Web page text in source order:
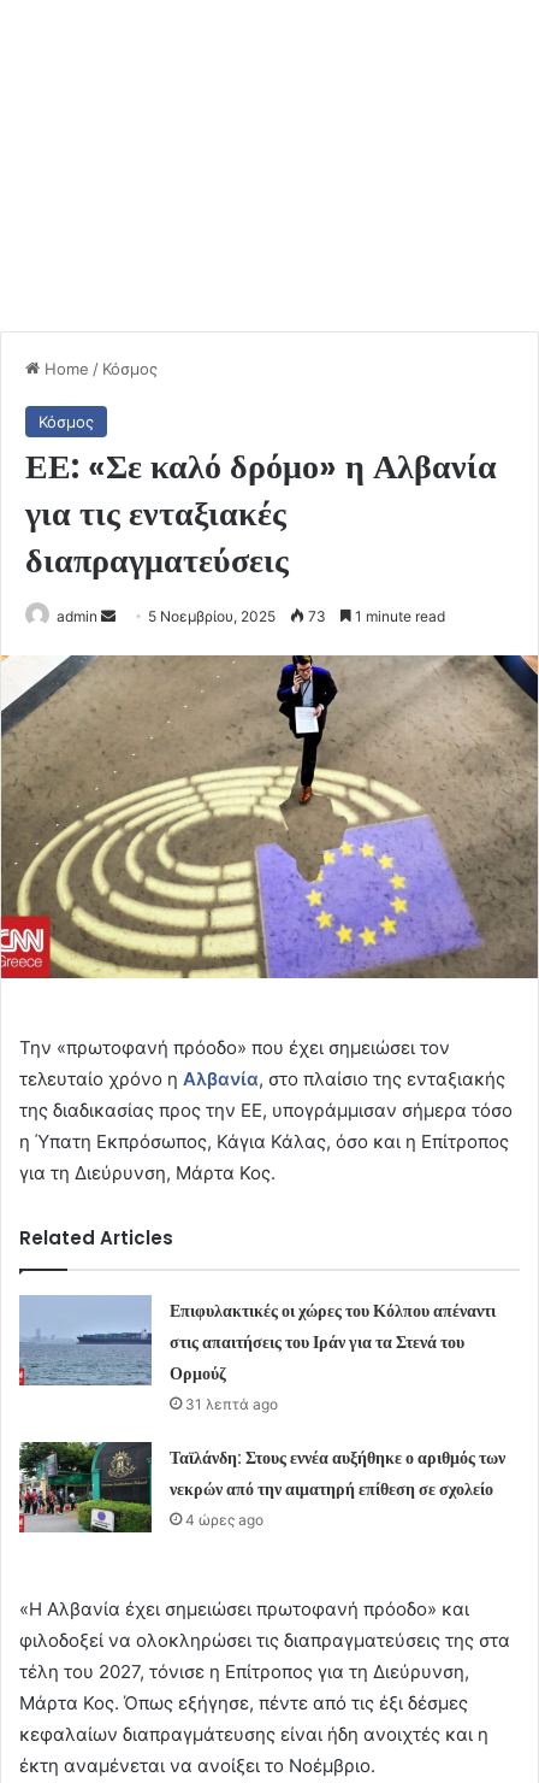
Home / Κόσμος
Κόσμος
ΕΕ: «Σε καλό δρόμο» η Αλβανία
για τις ενταξιακές
διαπραγματεύσεις
admin
Send
email
5 Νοεμβρίου, 2025 73 1 minute read
Την «πρωτοφανή πρόοδο» που έχει σημειώσει τον
τελευταίο χρόνο η Αλβανία, στο πλαίσιο της ενταξιακής
της διαδικασίας προς την ΕΕ, υπογράμμισαν σήμερα τόσο
η Ύπατη Εκπρόσωπος, Κάγια Κάλας, όσο και η Επίτροπος
για τη Διεύρυνση, Μάρτα Κος.
Related Articles
Επιφυλακτικές οι χώρες του Κόλπου απέναντι
στις απαιτήσεις του Ιράν για τα Στενά του
Ορμούζ
31 λεπτά ago
Ταϊλάνδη: Στους εννέα αυξήθηκε ο αριθμός των
νεκρών από την αιματηρή επίθεση σε σχολείο
4 ώρες ago
«Η Αλβανία έχει σημειώσει πρωτοφανή πρόοδο» και
φιλοδοξεί να ολοκληρώσει τις διαπραγματεύσεις της στα
τέλη του 2027, τόνισε η Επίτροπος για τη Διεύρυνση,
Μάρτα Κος. Όπως εξήγησε, πέντε από τις έξι δέσμες
κεφαλαίων διαπραγμάτευσης είναι ήδη ανοιχτές και η
έκτη αναμένεται να ανοίξει το Νοέμβριο.